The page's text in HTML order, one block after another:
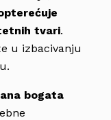
tvari.
u izbacivanju
bogata